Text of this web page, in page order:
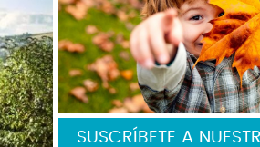
SUSCRÍBETE A